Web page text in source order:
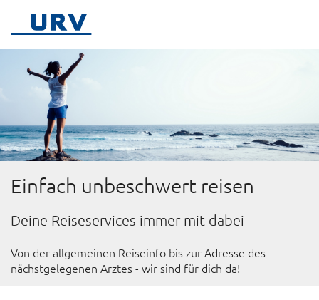
Einfach unbeschwert reisen
Deine Reiseservices immer mit dabei
Von der allgemeinen Reiseinfo bis zur Adresse des
nächstgelegenen Arztes - wir sind für dich da!